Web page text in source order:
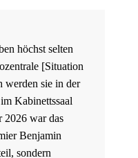
höchst selten
[Situation
werden sie in der
Kabinettssaal
2026 war das
Benjamin
sondern